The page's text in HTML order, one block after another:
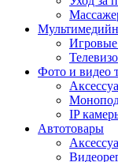
Фото и видео
IP
Автотовары